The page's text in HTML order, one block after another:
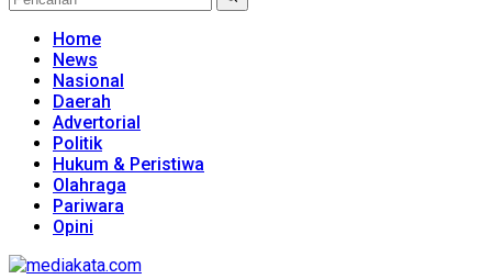
Home
News
Nasional
Daerah
Advertorial
Politik
Hukum & Peristiwa
Olahraga
Pariwara
Opini